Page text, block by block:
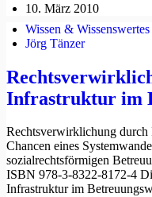
10. März 2010
Wissen & Wissenswertes
Jörg Tänzer
Infrastruktur im
Rechtsverwirklichung durch
Chancen eines
sozialrechtsförmigen
ISBN 978-3-8322-8172-4
Infrastruktur im